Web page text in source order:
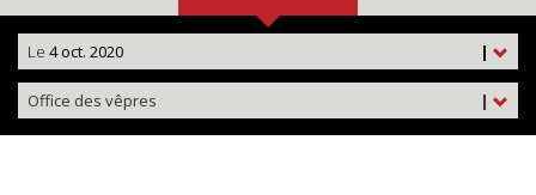
|
Le 4 oct. 2020
|
Office des vêpres